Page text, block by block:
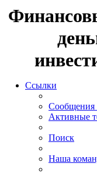
Ссылки
Сообщения
Активные
Поиск
Наша